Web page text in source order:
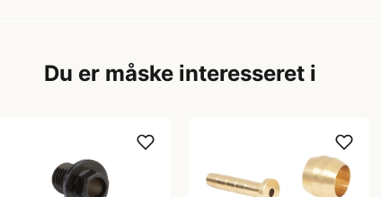
Du er måske interesseret i